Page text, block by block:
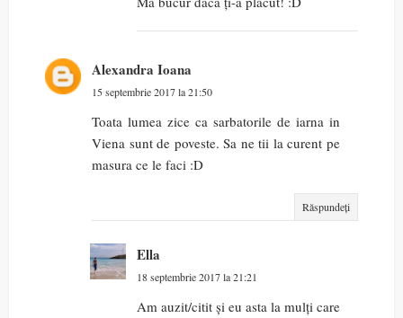
Alexandra Ioana
15 septembrie 2017 la 21:50
Toata lumea zice ca sarbatorile de iarna in
Viena sunt de poveste. Sa ne tii la curent pe
masura ce le faci :D
Răspundeți
Ella
18 septembrie 2017 la 21:21
Am auzit/citit și eu asta la mulți care